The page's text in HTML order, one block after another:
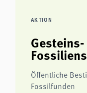
AKTION
Öffentliche
Fossilfunden